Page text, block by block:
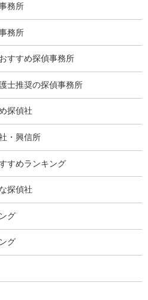
務所
務所
すすめ探偵事務所
士推奨の探偵事務所
探偵社
・興信所
すめランキング
探偵社
グ
グ